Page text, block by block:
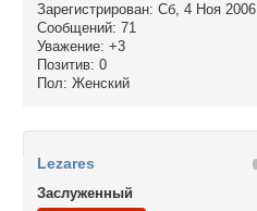
Зарегистрирован: Сб, 4 Ноя 2006
Сообщений: 71
Уважение: +3
Позитив: 0
Пол: Женский
Lezares
Заслуженный